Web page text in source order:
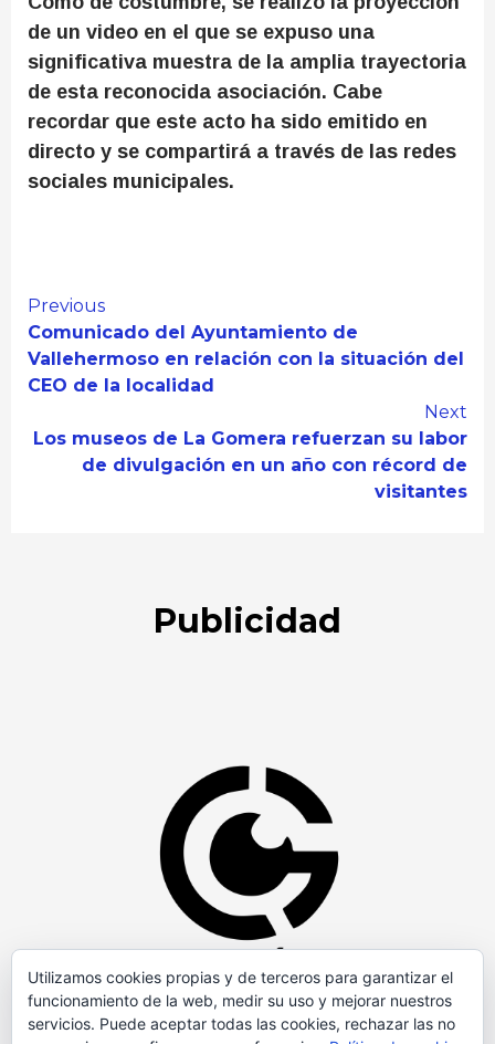
de un video en el que se expuso una
significativa muestra de la amplia trayectoria
de esta reconocida asociación. Cabe
recordar que este acto ha sido emitido en
directo y se compartirá a través de las redes
sociales municipales.
Continue
Reading
Previous
Comunicado del Ayuntamiento de
Vallehermoso en relación con la situación del
CEO de la localidad
Next
Los museos de La Gomera refuerzan su labor
de divulgación en un año con récord de
visitantes
Publicidad
Utilizamos cookies propias y de terceros para garantizar el
funcionamiento de la web, medir su uso y mejorar nuestros
servicios. Puede aceptar todas las cookies, rechazar las no